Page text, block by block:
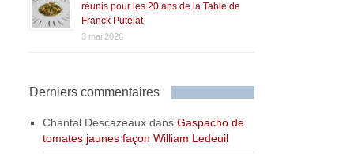
réunis pour les 20 ans de la Table de
Franck Putelat
3 mai 2026
Derniers commentaires
Chantal Descazeaux dansGaspacho de
tomates jaunes façon William Ledeuil